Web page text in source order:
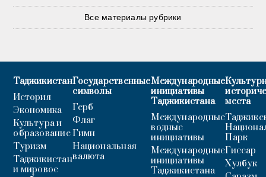
Все материалы рубрики
Таджикистан
История
Экономика
Культура и
образование
Туризм
Таджикистан
и мировое
Государственные
символы
Герб
Флаг
Гимн
Национальная
валюта
Международные
инициативы
Таджикистана
Международные
водные
инициативы
Международные
инициативы
Таджикистана
места
Парк
Гиссар
Хулбук